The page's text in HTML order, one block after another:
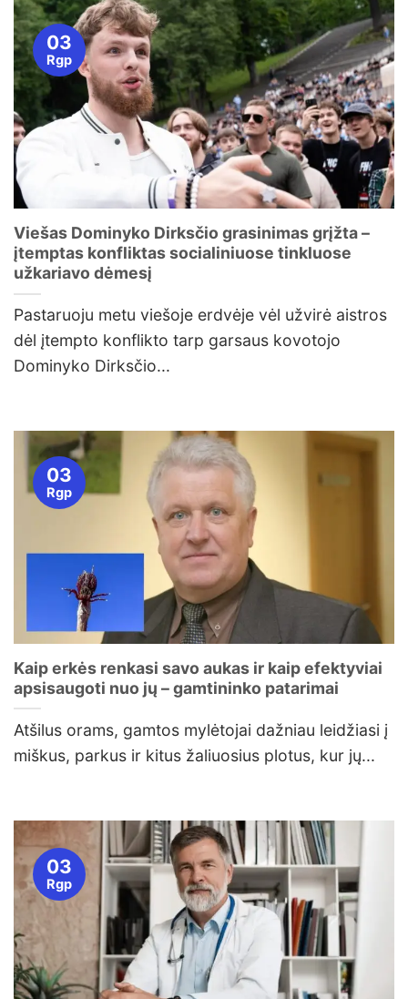
Viešas Dominyko Dirksčio grasinimas grįžta –
įtemptas konfliktas socialiniuose tinkluose
užkariavo dėmesį
Pastaruoju metu viešoje erdvėje vėl užvirė aistros
dėl įtempto konflikto tarp garsaus kovotojo
Dominyko Dirksčio...
03
Rgp
Kaip erkės renkasi savo aukas ir kaip efektyviai
apsisaugoti nuo jų – gamtininko patarimai
Atšilus orams, gamtos mylėtojai dažniau leidžiasi į
miškus, parkus ir kitus žaliuosius plotus, kur jų...
03
Rgp
03
Rgp